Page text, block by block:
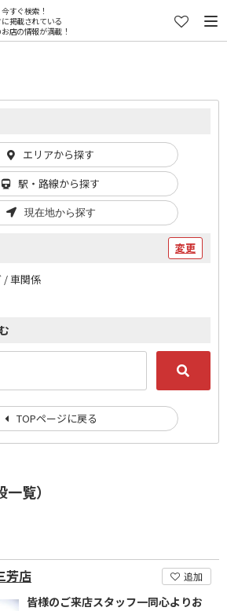
すぐ検索！
掲載されている
店の情報が満載！
覧）
芳店 追加
皆様のご来店スタッフ一同心よりお
エリアから探す
駅・路線から探す
現在地から探す
変更
/ 車関係
TOPページに戻る